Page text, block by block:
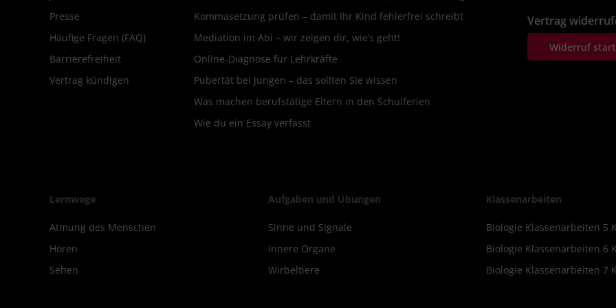
Presse
Häufige Fragen (FAQ)
Barrierefreiheit
Vertrag kündigen
Kommasetzung prüfen – damit Ihr Kind fehlerfrei schreibt
Mediation im Abi – wir zeigen dir, wie’s geht!
Online-Diagnose für Lehrkräfte
Pubertät bei Jungen – das sollten Sie wissen
Was machen berufstätige Eltern in den Schulferien
Wie du ein Essay verfasst
Vertrag
Widerruf
Lernwege
Atmung des Menschen
Hören
Sehen
Aufgaben und Übungen
Sinne und Signale
Innere Organe
Wirbeltiere
Klassenarbeiten
Biologie Klassenarbeiten 5
Biologie Klassenarbeiten 6
Biologie Klassenarbeiten 7